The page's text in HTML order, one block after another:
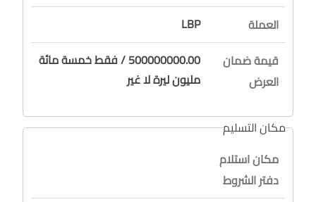
العملة
LBP
قيمة ضمان
العرض
500000000.00 / فقط خمسة مائة
مليون ليرة لا غير
مكان التسليم
مكان استلام
دفتر الشروط